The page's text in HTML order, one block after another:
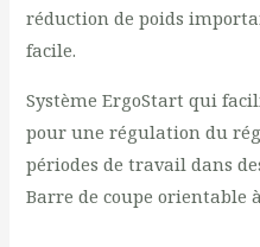
réduction de poids
facile.
Système ErgoStart qui
pour une régulation du
périodes de travail dans
Barre de coupe orientable à